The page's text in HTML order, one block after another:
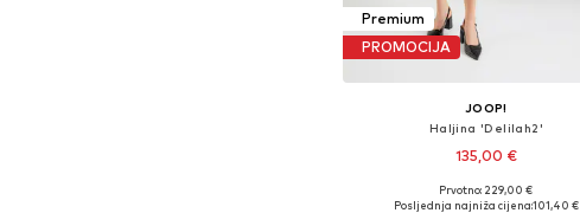
Premium
PROMOCIJA
JOOP!
Haljina 'Delilah2'
135,00 €
Dostupne veličine: 38
Prvotno: 229,00 €
Posljednja najniža cijena:101,40 €